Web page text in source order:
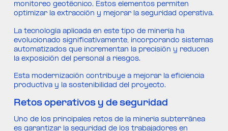
monitoreo geotécnico. Estos elementos permiten
optimizar la extracción y mejorar la seguridad operativa.
La tecnología aplicada en este tipo de minería ha
evolucionado significativamente, incorporando sistemas
automatizados que incrementan la precisión y reducen
la exposición del personal a riesgos.
Esta modernización contribuye a mejorar la eficiencia
productiva y la sostenibilidad del proyecto.
Retos operativos y de seguridad
Uno de los principales retos de la minería subterránea
es garantizar la seguridad de los trabajadores en